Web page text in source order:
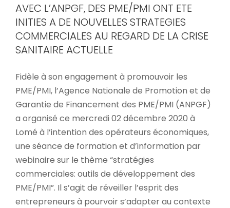
AVEC L’ANPGF, DES PME/PMI ONT ETE
INITIES A DE NOUVELLES STRATEGIES
COMMERCIALES AU REGARD DE LA CRISE
SANITAIRE ACTUELLE
Fidèle à son engagement à promouvoir les
PME/PMI, l’Agence Nationale de Promotion et de
Garantie de Financement des PME/PMI (ANPGF)
a organisé ce mercredi 02 décembre 2020 à
Lomé à l’intention des opérateurs économiques,
une séance de formation et d’information par
webinaire sur le thème “stratégies
commerciales: outils de développement des
PME/PMI”. Il s’agit de réveiller l’esprit des
entrepreneurs à pourvoir s’adapter au contexte